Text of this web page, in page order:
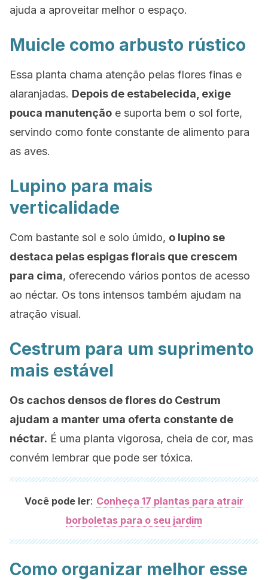
ajuda a aproveitar melhor o espaço.
Muicle como arbusto rústico
Essa planta chama atenção pelas flores finas e
alaranjadas. Depois de estabelecida, exige
pouca manutenção e suporta bem o sol forte,
servindo como fonte constante de alimento para
as aves.
Lupino para mais
verticalidade
Com bastante sol e solo úmido, o lupino se
destaca pelas espigas florais que crescem
para cima, oferecendo vários pontos de acesso
ao néctar. Os tons intensos também ajudam na
atração visual.
Cestrum para um suprimento
mais estável
Os cachos densos de flores do Cestrum
ajudam a manter uma oferta constante de
néctar. É uma planta vigorosa, cheia de cor, mas
convém lembrar que pode ser tóxica.
Você pode ler: Conheça 17 plantas para atrair
borboletas para o seu jardim
Como organizar melhor esse